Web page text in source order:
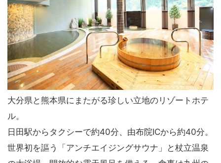
大分県と熊本県にまたがる珍しい立地のリゾートホテ
ル。
日田駅からタクシーで約40分、由布院ICから約40分。
世界初を謳う「アンチエイジングサウナ」と杖立温泉